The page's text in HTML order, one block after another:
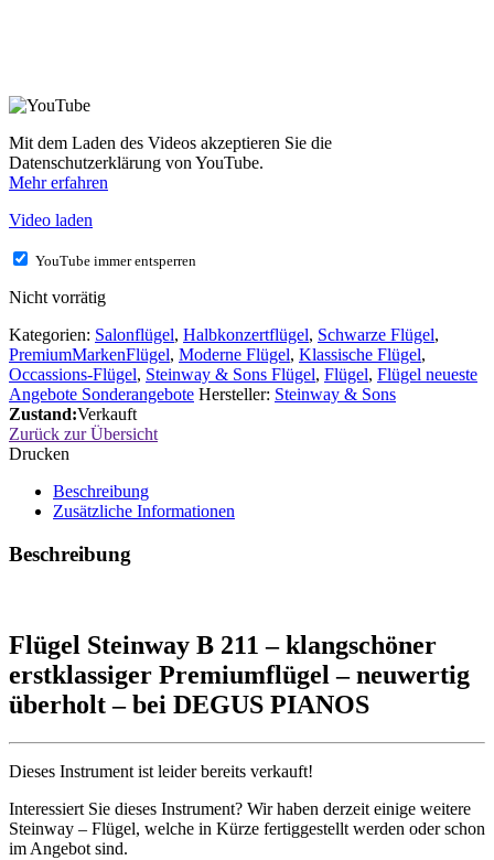
Mit dem Laden des Videos akzeptieren Sie die
Datenschutzerklärung von YouTube.
Mehr erfahren
Video laden
YouTube immer entsperren
Nicht vorrätig
Kategorien: Salonflügel, Halbkonzertflügel, Schwarze Flügel,
PremiumMarkenFlügel, Moderne Flügel, Klassische Flügel,
Occassions-Flügel, Steinway & Sons Flügel, Flügel, Flügel neueste
Angebote Sonderangebote Hersteller: Steinway & Sons
Zustand:Verkauft
Zurück zur Übersicht
Drucken
Beschreibung
Zusätzliche Informationen
Beschreibung
Flügel Steinway B 211 – klangschöner
erstklassiger Premiumflügel – neuwertig
überholt – bei DEGUS PIANOS
Dieses Instrument ist leider bereits verkauft!
Interessiert Sie dieses Instrument? Wir haben derzeit einige weitere
Steinway – Flügel, welche in Kürze fertiggestellt werden oder schon
im Angebot sind.